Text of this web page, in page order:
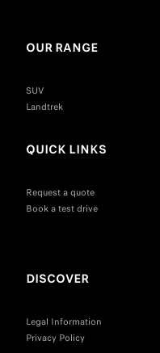
OUR RANGE
SUV
Landtrek
QUICK LINKS
Request a quote
Book a test drive
DISCOVER
Legal Information
Privacy Policy